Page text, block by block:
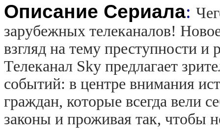
Описание Сериала:
зарубежных телеканалов!
взгляд на тему преступности
Телеканал Sky предлагает
событий: в центре внимания
граждан, которые всегда вели
законы и проживая так, чтобы